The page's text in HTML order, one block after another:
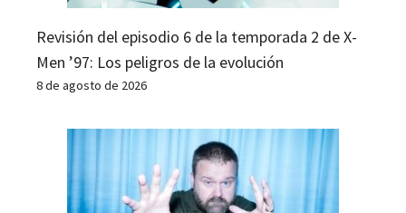
Revisión del episodio 6 de la temporada 2 de X-
Men ’97: Los peligros de la evolución
8 de agosto de 2026